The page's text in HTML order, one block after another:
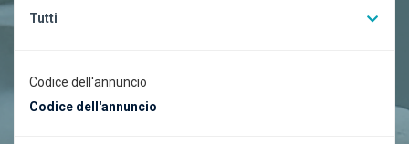
Tutti
Codice dell'annuncio